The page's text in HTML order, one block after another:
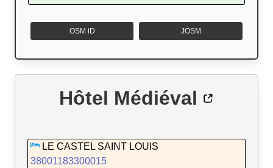
OSM iD JOSM
Hôtel Médiéval
LE CASTEL SAINT LOUIS
38001183300015